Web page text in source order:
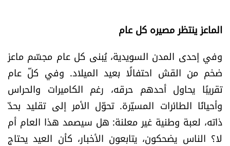
الماعز ينتظر مصيره كل عام
وفي إحدى المدن السويدية، يُبنى كل عام مجسّم ماعز
ضخم من القش احتفالًا بعيد الميلاد. وفي كلّ عام
تقريبًا يحاول أحدهم حرقه، رغم الكاميرات والحراس
وأحيانًا الطائرات المسيّرة. تحوّل الأمر إلى تقليد بحدّ
ذاته، لعبة وطنية غير معلنة: هل سيصمد هذا العام أم
لا؟ الناس يضحكون، يتابعون الأخبار، كأن العيد يحتاج